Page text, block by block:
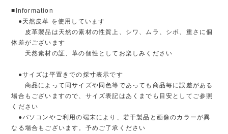
■Information
●天然皮革 を使用しています
皮革製品は天然の素材の性質上、シワ、ムラ、シボ、重さに個
体差がございます
天然素材の証、革の個性としてお楽しみください
●サイズは平置きでの採寸表示です
商品によって同サイズや同色等であっても商品毎に誤差がある
場合もございますので、サイズ表記はあくまでも目安としてご参照
ください
●パソコンやご利用の端末により、若干製品と画像のカラーが異
なる場合もございます。予めご了承ください